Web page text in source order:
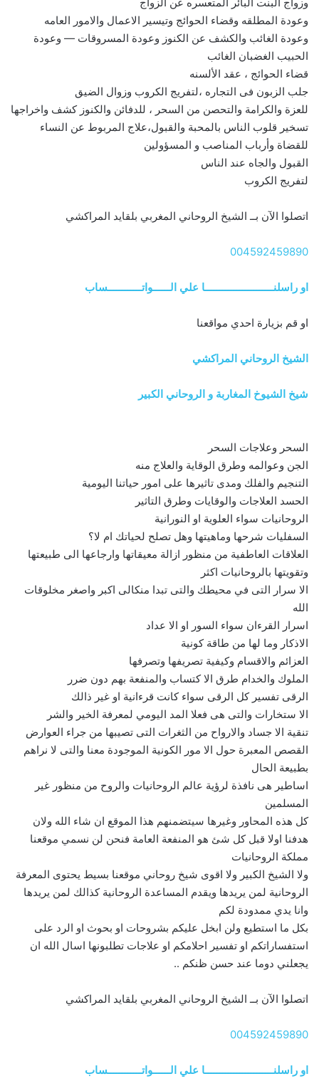
وعودة المطلقه وقضاء الحوائج وتيسير الاعمال والامور العامه
وعودة الغائب والكشف عن الكنوز وعودة المسروقات — وعودة
الحبيب الغضبان الغائب
قضاء الحوائج ، عقد الألسنه
جلب الزبون فى التجاره ،لتفريج الكروب وزوال الضيق
للعزة والكرامة والتحصن من السحر ، للدفائن والكنوز كشف واخراجها
تسخير قلوب الناس بالمحبة والقبول،علاج المربوط عن النساء
للقضاة وأرباب المناصب و المسؤولين
القبول والجاه عند الناس
لتفريج الكروب
اتصلوا الآن بــ الشيخ الروحاني المغربي بلقايد المراكشي
004592459890
او راسلنــــــــــــــــــــــــا علي الــــــواتــــــــــــساب
او قم بزيارة احدي مواقعنا
الشيخ الروحاني المراكشي
شيخ الشيوخ المغاربة و الروحاني الكبير
السحر وعلاجات السحر
الجن وعوالمه وطرق الوقاية والعلاج منه
التنجيم والفلك ومدى تاثيرها على امور حياتنا اليومية
الحسد العلاجات والوقايات وطرق التاثير
الروحانيات سواء العلوية او النورانية
السفليات شرحها وماهيتها وهل تصلح لحياتك ام لا؟
العلاقات العاطفية من منظور ازالة معيقاتها وارجاعها الى طبيعتها
وتقويتها بالروحانيات اكثر
الا سرار التى في محيطك والتى تبدا منكالى اكبر واصغر مخلوقات
الله
اسرار القرءان سواء السور او الا عداد
الاذكار وما لها من طاقة كونية
العزائم والاقسام وكيفية تصريفها وتصرفها
الملوك والخدام طرق الا كتساب والمنفعة بهم دون ضرر
الرقى تفسير كل الرقى سواء كانت قرءانية او غير ذالك
الا ستخارات والتى هى فعلا المد اليومي لمعرفة الخير والشر
تنقية الا جساد والارواح من الثغرات التى تصيبها من جراء العوارض
القصص المعبرة حول الا مور الكونية الموجودة معنا والتى لا نراهم
بطبيعة الحال
اساطير هى نافذة لرؤية عالم الروحانيات والروح من منظور غير
المسلمين
كل هذه المحاور وغيرها سيتضمنهم هذا الموقع ان شاء الله ولان
هدفنا اولا قبل كل شئ هو المنفعة العامة فنحن لن نسمي موقعنا
مملكة الروحانيات
ولا الشيخ الكبير ولا اقوى شيخ روحاني موقعنا بسيط يحتوى المعرفة
الروحانية لمن يريدها ويقدم المساعدة الروحانية كذالك لمن يريدها
وانا يدي ممدودة لكم
بكل ما استطيع ولن ابخل عليكم بشروحات او بحوث او الرد على
استفساراتكم او تفسير احلامكم او علاجات تطلبونها اسال الله ان
يجعلني دوما عند حسن ظنكم ..
اتصلوا الآن بــ الشيخ الروحاني المغربي بلقايد المراكشي
004592459890
او راسلنــــــــــــــــــــــــا علي الــــــواتــــــــــــساب